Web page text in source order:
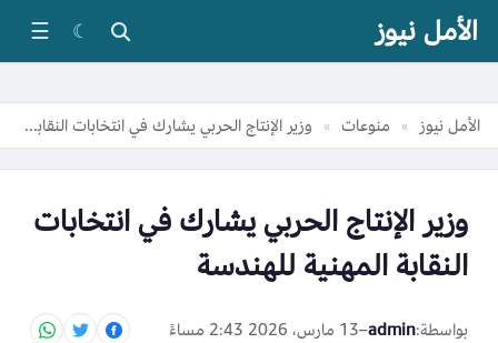
الأمل نيوز ☾
☰
الأمل نيوز » منوعات » وزير الإنتاج الحربي يشارك في انتخابات النقابة المهنية للهندسة
وزير الإنتاج الحربي يشارك في انتخابات
النقابة المهنية للهندسة
بواسطة:admin
–13 مارس، 2026 2:43 مساءً